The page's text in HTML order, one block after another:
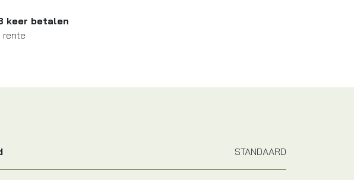
keer betalen
rente
STANDAARD